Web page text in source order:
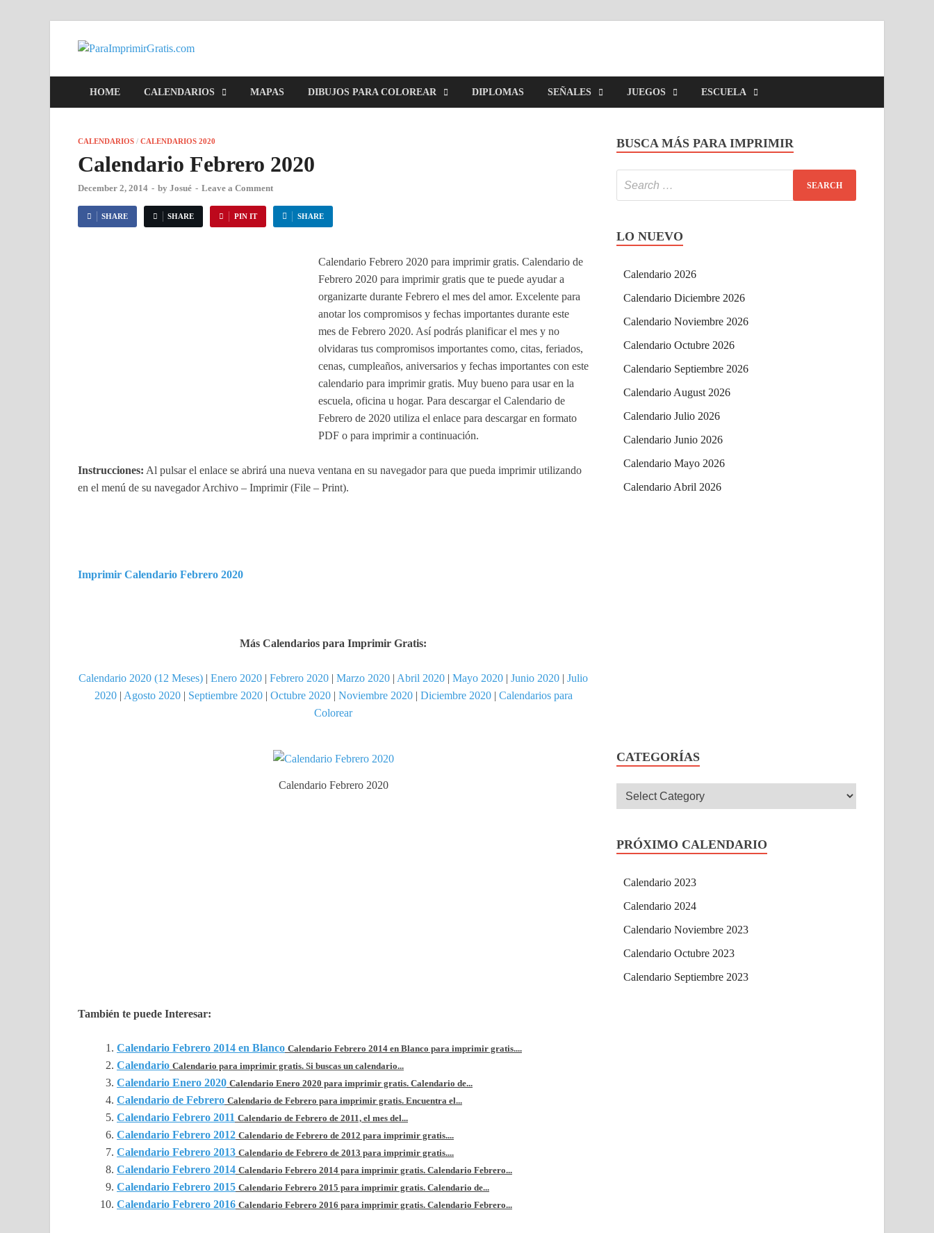
HOME CALENDARIOS MAPAS DIBUJOS PARA COLOREAR DIPLOMAS SEÑALES JUEGOS ESCUELA
CALENDARIOS / CALENDARIOS 2020
Calendario Febrero 2020
December 2, 2014 - by Josué - Leave a Comment
SHARE SHARE PIN IT SHARE
Calendario Febrero 2020 para imprimir gratis. Calendario de
Febrero 2020 para imprimir gratis que te puede ayudar a
organizarte durante Febrero el mes del amor. Excelente para
anotar los compromisos y fechas importantes durante este
mes de Febrero 2020. Así podrás planificar el mes y no
olvidaras tus compromisos importantes como, citas, feriados,
cenas, cumpleaños, aniversarios y fechas importantes con este
calendario para imprimir gratis. Muy bueno para usar en la
escuela, oficina u hogar. Para descargar el Calendario de
Febrero de 2020 utiliza el enlace para descargar en formato
PDF o para imprimir a continuación.
Instrucciones: Al pulsar el enlace se abrirá una nueva ventana en su navegador para que pueda imprimir utilizando
en el menú de su navegador Archivo – Imprimir (File – Print).
Imprimir Calendario Febrero 2020
Más Calendarios para Imprimir Gratis:
Calendario 2020 (12 Meses) | Enero 2020 | Febrero 2020 | Marzo 2020 | Abril 2020 | Mayo 2020 | Junio 2020 | Julio
2020| Agosto 2020| Septiembre 2020| Octubre 2020| Noviembre 2020| Diciembre 2020| Calendarios para
Colorear
Calendario Febrero 2020
También te puede Interesar:
Calendario Febrero 2014 en Blanco Calendario Febrero 2014 en Blanco para imprimir gratis....
Calendario Calendario para imprimir gratis. Si buscas un calendario...
Calendario Enero 2020 Calendario Enero 2020 para imprimir gratis. Calendario de...
Calendario de Febrero Calendario de Febrero para imprimir gratis. Encuentra el...
Calendario Febrero 2011 Calendario de Febrero de 2011, el mes del...
Calendario Febrero 2012 Calendario de Febrero de 2012 para imprimir gratis....
Calendario Febrero 2013 Calendario de Febrero de 2013 para imprimir gratis....
Calendario Febrero 2014 Calendario Febrero 2014 para imprimir gratis. Calendario Febrero...
Calendario Febrero 2015 Calendario Febrero 2015 para imprimir gratis. Calendario de...
Calendario Febrero 2016 Calendario Febrero 2016 para imprimir gratis. Calendario Febrero...
BUSCA MÁS PARA IMPRIMIR
LO NUEVO
Calendario 2026
Calendario Diciembre 2026
Calendario Noviembre 2026
Calendario Octubre 2026
Calendario Septiembre 2026
Calendario August 2026
Calendario Julio 2026
Calendario Junio 2026
Calendario Mayo 2026
Calendario Abril 2026
CATEGORÍAS
PRÓXIMO CALENDARIO
Calendario 2023
Calendario 2024
Calendario Noviembre 2023
Calendario Octubre 2023
Calendario Septiembre 2023